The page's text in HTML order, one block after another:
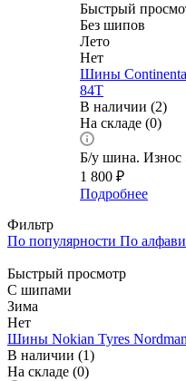
Быстрый
Без шипов
Лето
Нет
Шины
84T
В наличии (2)
На складе (0)
Б/у шина. Износ
1 800 ₽
Подробнее
Фильтр
По популярности По
Быстрый просмотр
С шипами
Зима
Нет
Шины Nokian Tyres
В наличии (1)
На складе (0)